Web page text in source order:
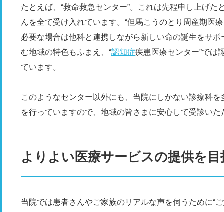
たとえば、“救命救急センター”。これは先程申し上げ
んを全て受け入れています。“但馬こうのとり周産期医
必要な場合は他科と連携しながら新しい命の誕生をサ
む地域の特色もふまえ、“認知症疾患医療センター”では
ています。
このようなセンター以外にも、当院にしかない診療科
を行っていますので、地域の皆さまに安心して受診い
よりよい医療サービスの提供を
当院では患者さんやご家族のリアルな声を伺うために“